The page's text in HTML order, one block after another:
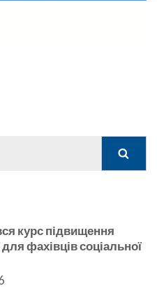
курс підвищення
для фахівців соціальної